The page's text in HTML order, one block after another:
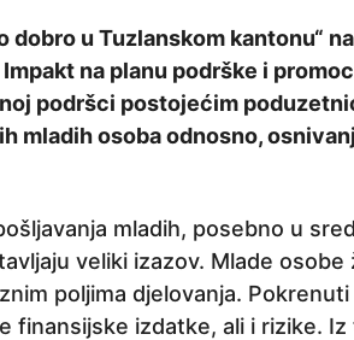
dobro u Tuzlanskom kantonu“
na planu podrške i
podršci postojećim
mladih osoba odnosno,
mladih, posebno u
veliki izazov. Mlade osobe
poljima djelovanja.
finansijske izdatke, ali i rizike.